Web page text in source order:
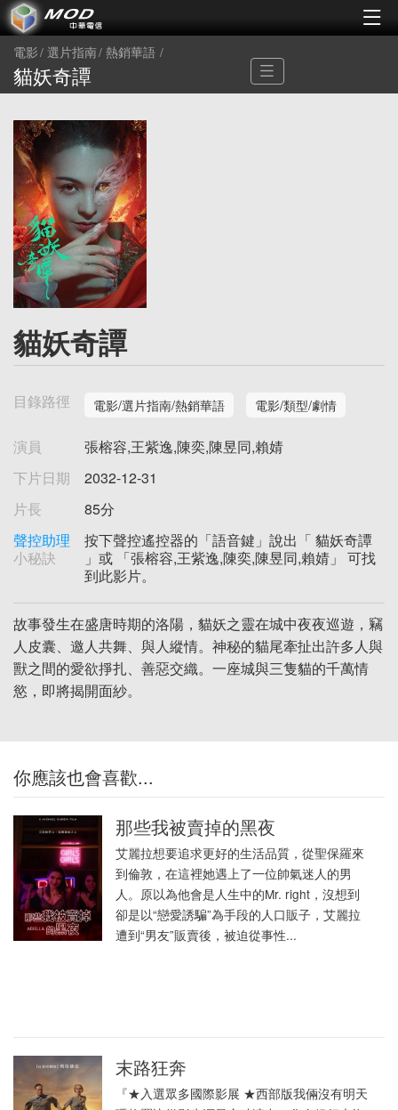
電影 選片指南 熱銷華語
貓妖奇譚
貓妖奇譚
目錄路徑 電影/選片指南/熱銷華語 電影/類型/劇情
演員
張榕容,王紫逸,陳奕,陳昱同,賴婧
下片日期
2032-12-31
片長
85分
聲控助理
小秘訣
按下聲控遙控器的「語音鍵」說出「 貓妖奇譚
」或 「張榕容,王紫逸,陳奕,陳昱同,賴婧」 可找
到此影片。
故事發生在盛唐時期的洛陽，貓妖之靈在城中夜夜巡遊，竊
人皮囊、邀人共舞、與人縱情。神秘的貓尾牽扯出許多人與
獸之間的愛欲掙扎、善惡交織。一座城與三隻貓的千萬情
慾，即將揭開面紗。
你應該也會喜歡...
那些我被賣掉的黑夜
艾麗拉想要追求更好的生活品質，從聖保羅來
到倫敦，在這裡她遇上了一位帥氣迷人的男
人。原以為他會是人生中的Mr. right，沒想到
卻是以“戀愛誘騙”為手段的人口販子，艾麗拉
遭到“男友”販賣後，被迫從事性...
末路狂奔
『★入選眾多國際影展 ★西部版我倆沒有明天